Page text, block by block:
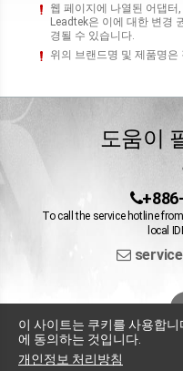
웹 페이지에 나열된 어댑터
Leadtek은 이에 대한 변경
경될 수 있습니다.
위의 브랜드명 및 제품명
도움이
To call the service hotline
local
이 사이트는 쿠키를 사용합
에 동의하는 것입니다.
개인정보 처리방침